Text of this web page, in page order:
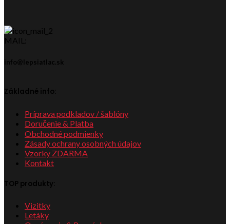
MAIL:
info@lepsiatlac.sk
Základné info:
Príprava podkladov / šablóny
Doručenie & Platba
Obchodné podmienky
Zásady ochrany osobných údajov
Vzorky ZDARMA
Kontakt
TOP produkty:
Vizitky
Letáky